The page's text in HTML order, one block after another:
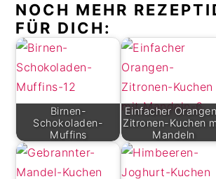
NOCH MEHR
FÜR DICH:
Birnen-
Schokoladen-
Muffins
Einfacher
Zitronen-Kuchen
Mandeln